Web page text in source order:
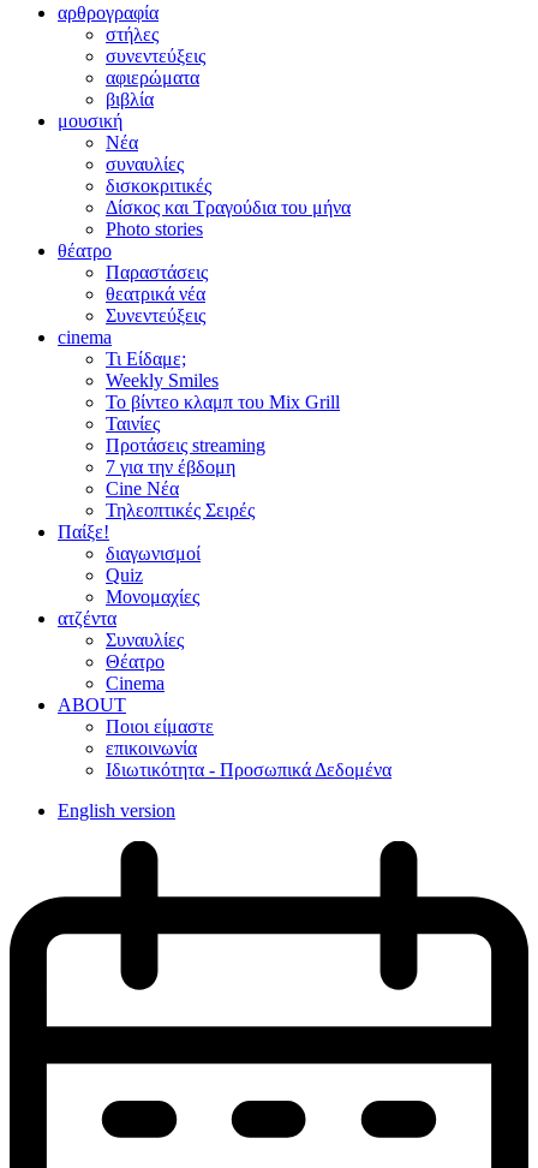
αρθρογραφία
στήλες
συνεντεύξεις
αφιερώματα
βιβλία
μουσική
Νέα
συναυλίες
δισκοκριτικές
Δίσκος και Τραγούδια του μήνα
Photo stories
θέατρο
Παραστάσεις
θεατρικά νέα
Συνεντεύξεις
cinema
Τι Είδαμε;
Weekly Smiles
Το βίντεο κλαμπ του Mix Grill
Ταινίες
Προτάσεις streaming
7 για την έβδομη
Cine Νέα
Τηλεοπτικές Σειρές
Παίξε!
διαγωνισμοί
Quiz
Μονομαχίες
ατζέντα
Συναυλίες
Θέατρο
Cinema
ABOUT
Ποιοι είμαστε
επικοινωνία
Ιδιωτικότητα - Προσωπικά Δεδομένα
English version